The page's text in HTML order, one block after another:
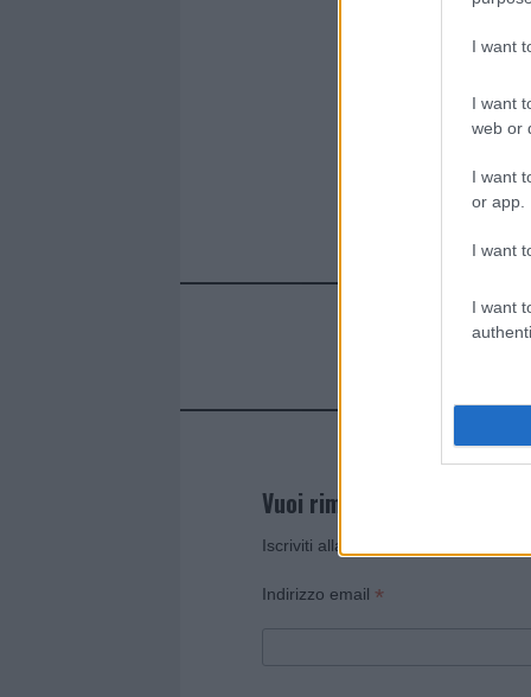
I want
I want
web or
I want
or app.
I want
I want
Vuoi rimanere sempre
Iscriviti alla newsletter di Gallura
Indirizzo email *